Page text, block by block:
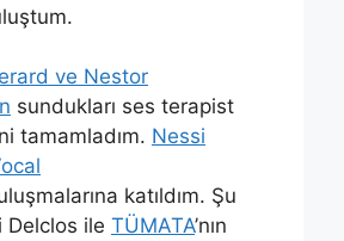
ve Nestor
sundukları ses terapist
tamamladım. Nessi
katıldım. Şu
Delclos ile TÜMATA’nın